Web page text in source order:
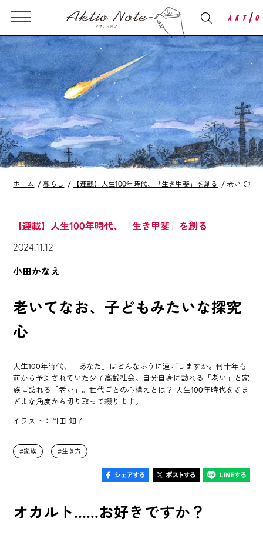
ホーム 暮らし 【連載】人生100年時代、「生き甲斐」を創る 老いてな
【連載】人生100年時代、「生き甲斐」を創る
2024.11.12
小田かなえ
老いてなお、子どもみたいな探究
心
人生100年時代、「あなた」はどんなふうに過ごしますか。何十年も
前から予測されていた少子高齢社会。自分自身に訪れる「老い」と家
族に訪れる「老い」。世代ごとの心構えとは？ 人生100年時代をさま
ざまな角度から切り取って綴ります。
イラスト：岡田 知子
家族 生き方
オカルト......お好きですか？